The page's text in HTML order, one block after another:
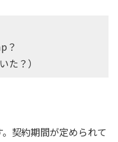
？
た？）
契約期間が定められて